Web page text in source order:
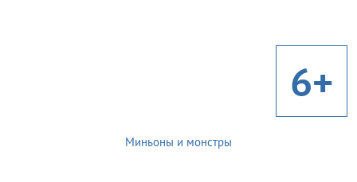
6+
Миньоны и монстры